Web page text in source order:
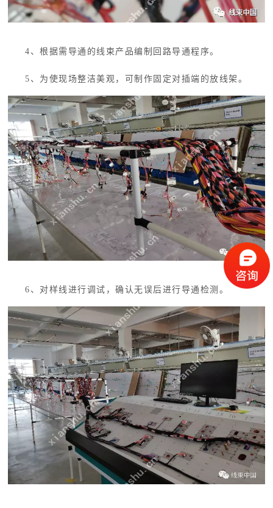
4、根据需导通的线束产品编制回路导通程序。
5、 为使现场整洁美观，可制作固定对插端的放线架。
6、 对样线进行调试，确认无误后进行导通检测。